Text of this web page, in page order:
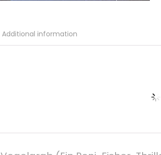
Additional information